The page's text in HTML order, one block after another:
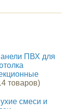
ПВХ для
товаров)
смеси и